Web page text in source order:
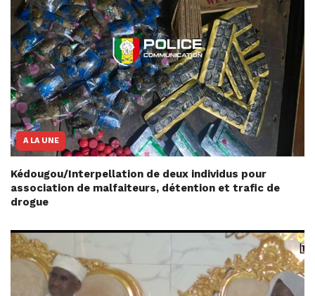
A LA UNE
Kédougou/Interpellation de deux individus pour
association de malfaiteurs, détention et trafic de
drogue